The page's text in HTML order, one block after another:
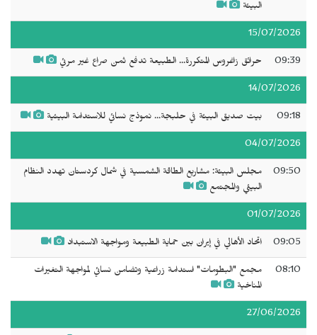
البيئة
15/07/2026
09:39 حرائق زاغروس المتكررة... الطبيعة تدفع ثمن صراع غير مرئي
14/07/2026
09:18 بيت صديق البيئة في حلبجة... نموذج نسائي للاستدامة البيئية
04/07/2026
09:50
مجلس البيئة: مشاريع الطاقة الشمسية في شمال كردستان تهدد النظام
البيئي والمجتمع
01/07/2026
09:05 اتحاد الأهالي في إيران بين حماية الطبيعة ومواجهة الاستبداد
08:10
مجمع "البطومات" استدامة زراعية وتضامن نسائي لمواجهة التغيرات
المناخية
27/06/2026